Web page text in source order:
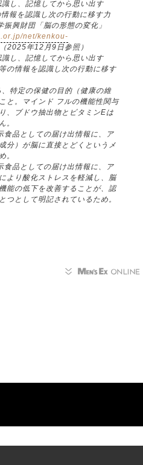
し、記憶してから思い出す
報を認識し次の行動に移す力
興財団「脳の形態の変化」
net/kenkou-
（2025年12月9日参照）
し、記憶してから思い出す
の情報を認識し次の行動に移す
特定の保健の目的（健康の維
と。マインド フルの機能性関与
、ブドウ抽出物とビタミンEは
。
品としての届け出情報に、ア
分）が脳に直接とどくというメ
。
品としての届け出情報に、ア
より酸化ストレスを軽減し、脳
能の低下を改善することが、認
つとして明記されているため。